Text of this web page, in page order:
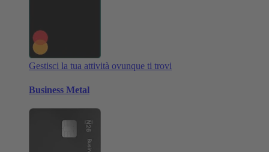
Gestisci la tua attività ovunque ti trovi
Business Metal